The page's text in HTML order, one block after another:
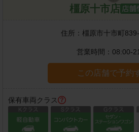
橿原十市店
住所： 橿原市十市町
営業時間： 08:00-
この店舗で予約
保有車両クラス